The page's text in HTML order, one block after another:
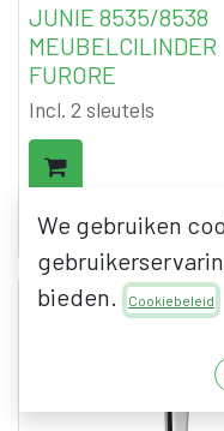
JUNIE 8535/8538
MEUBELCILINDER
FURORE
Incl. 2 sleutels
12,03€excl.
We gebruiken
bieden.
Cookiebeleid